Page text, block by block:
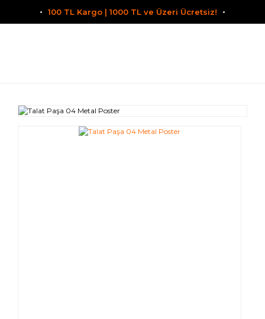
100 TL Kargo | 1000 TL ve Üzeri Ücretsiz!